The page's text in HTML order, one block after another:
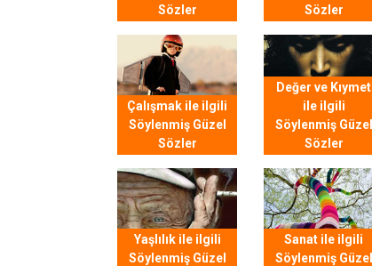
Sözler
Sözler
Çalışmak ile ilgili
Söylenmiş Güzel
Sözler
Değer ve Kıymet
ile ilgili
Söylenmiş Güzel
Sözler
Yaşlılık ile ilgili
Söylenmiş Güzel
Sanat ile ilgili
Söylenmiş Güzel